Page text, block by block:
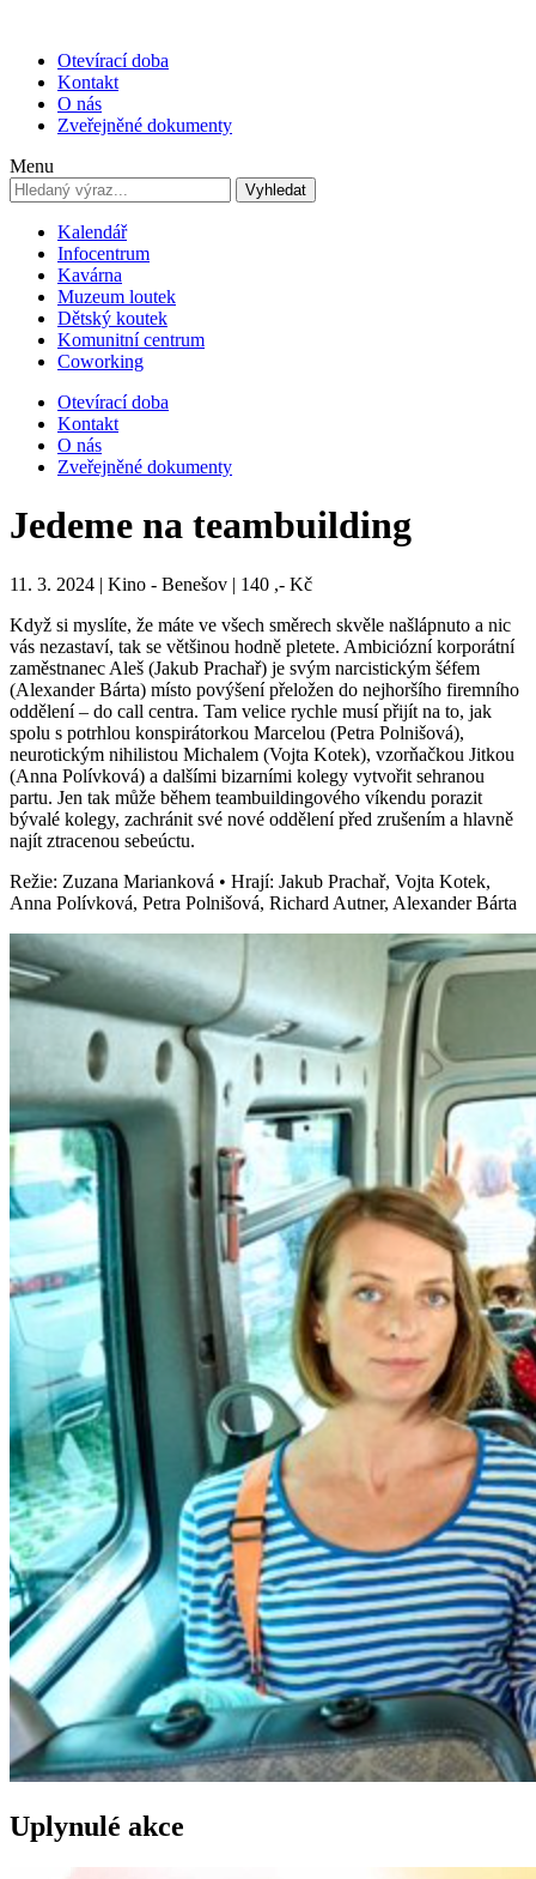
Otevírací doba
Kontakt
O nás
Zveřejněné dokumenty
Menu
Vyhledat
Kalendář
Infocentrum
Kavárna
Muzeum loutek
Dětský koutek
Komunitní centrum
Coworking
Otevírací doba
Kontakt
O nás
Zveřejněné dokumenty
Jedeme na teambuilding
11. 3. 2024 | Kino - Benešov | 140 ,- Kč
Když si myslíte, že máte ve všech směrech skvěle našlápnuto a nic
vás nezastaví, tak se většinou hodně pletete. Ambiciózní korporátní
zaměstnanec Aleš (Jakub Prachař) je svým narcistickým šéfem
(Alexander Bárta) místo povýšení přeložen do nejhoršího firemního
oddělení – do call centra. Tam velice rychle musí přijít na to, jak
spolu s potrhlou konspirátorkou Marcelou (Petra Polnišová),
neurotickým nihilistou Michalem (Vojta Kotek), vzorňačkou Jitkou
(Anna Polívková) a dalšími bizarními kolegy vytvořit sehranou
partu. Jen tak může během teambuildingového víkendu porazit
bývalé kolegy, zachránit své nové oddělení před zrušením a hlavně
najít ztracenou sebeúctu.
Režie: Zuzana Marianková • Hrají: Jakub Prachař, Vojta Kotek,
Anna Polívková, Petra Polnišová, Richard Autner, Alexander Bárta
Uplynulé akce